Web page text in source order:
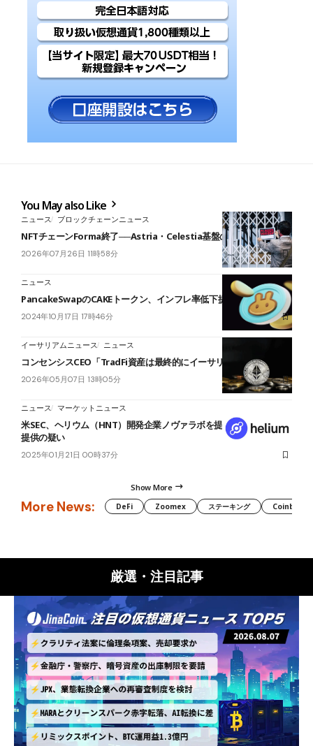
You May also Like
ニュース ブロックチェーンニュース
NFTチェーンForma終了──Astria・Celestia基盤の崩壊が波及
2026年07月26日 11時58分
ニュース
PancakeSwapのCAKEトークン、インフレ率低下提案で24%下落
2024年10月17日 17時46分
イーサリアムニュース ニュース
コンセンシスCEO「TradFi資産は最終的にイーサリアムに来る」
2026年05月07日 13時05分
ニュース マーケットニュース
米SEC、ヘリウム（HNT）開発企業ノヴァラボを提訴｜未登録証券
提供の疑い
2025年01月21日 00時37分
Show More
More News: DeFi Zoomex ステーキング Coinbase
厳選・注目記事